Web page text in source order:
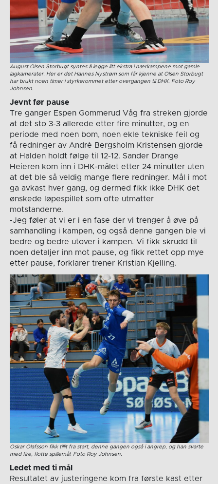
August Olsen Storbugt syntes å legge litt ekstra i nærkampene mot gamle
lagkamerater. Her er det Hannes Nystrøm som får kjenne at Olsen Storbugt
har brukt noen timer i styrkerommet etter overgangen til DHK. Foto Roy
Johnsen.
Jevnt før pause
Tre ganger Espen Gommerud Våg fra streken gjorde
at det sto 3-3 allerede etter fire minutter, og en
periode med noen bom, noen ekle tekniske feil og
få redninger av Andrè Bergsholm Kristensen gjorde
at Halden holdt følge til 12-12. Sander Drange
Heieren kom inn i DHK-målet etter 24 minutter uten
at det ble så veldig mange flere redninger. Mål i mot
ga avkast hver gang, og dermed fikk ikke DHK det
ønskede løpespillet som ofte utmatter
motstanderne.
-Jeg føler at vi er i en fase der vi trenger å øve på
samhandling i kampen, og også denne gangen ble vi
bedre og bedre utover i kampen. Vi fikk skrudd til
noen detaljer inn mot pause, og fikk rettet opp mye
etter pause, forklarer trener Kristian Kjelling.
Oskar Olafsson fikk tillit fra start, denne gangen også i angrep, og han svarte
med fire, flotte spillemål. Foto Roy Johnsen.
Ledet med ti mål
Resultatet av justeringene kom fra første kast etter